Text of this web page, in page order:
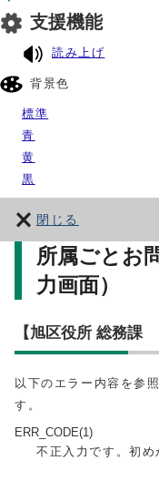
支援機能
読み上げ
背景色
標準
青
黄
黒
閉じる
所属ごとお
力画面）
【旭区役所 総務課
以下のエラー内容を参
す。
ERR_CODE(1)
不正入力です。初め